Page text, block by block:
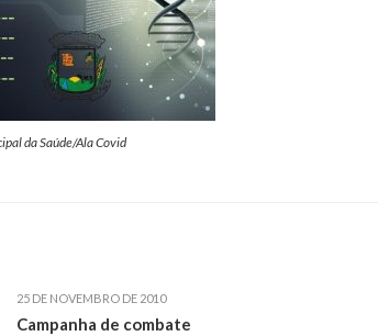
da Saúde/Ala Covid
25 DE NOVEMBRO DE 2010
Campanha de combate